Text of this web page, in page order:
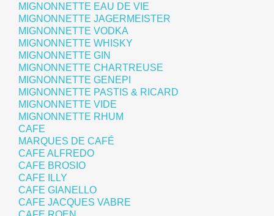
MIGNONNETTE EAU DE VIE
MIGNONNETTE JAGERMEISTER
MIGNONNETTE VODKA
MIGNONNETTE WHISKY
MIGNONNETTE GIN
MIGNONNETTE CHARTREUSE
MIGNONNETTE GENEPI
MIGNONNETTE PASTIS & RICARD
MIGNONNETTE VIDE
MIGNONNETTE RHUM
CAFE
MARQUES DE CAFÉ
CAFE ALFREDO
CAFE BROSIO
CAFE ILLY
CAFE GIANELLO
CAFE JACQUES VABRE